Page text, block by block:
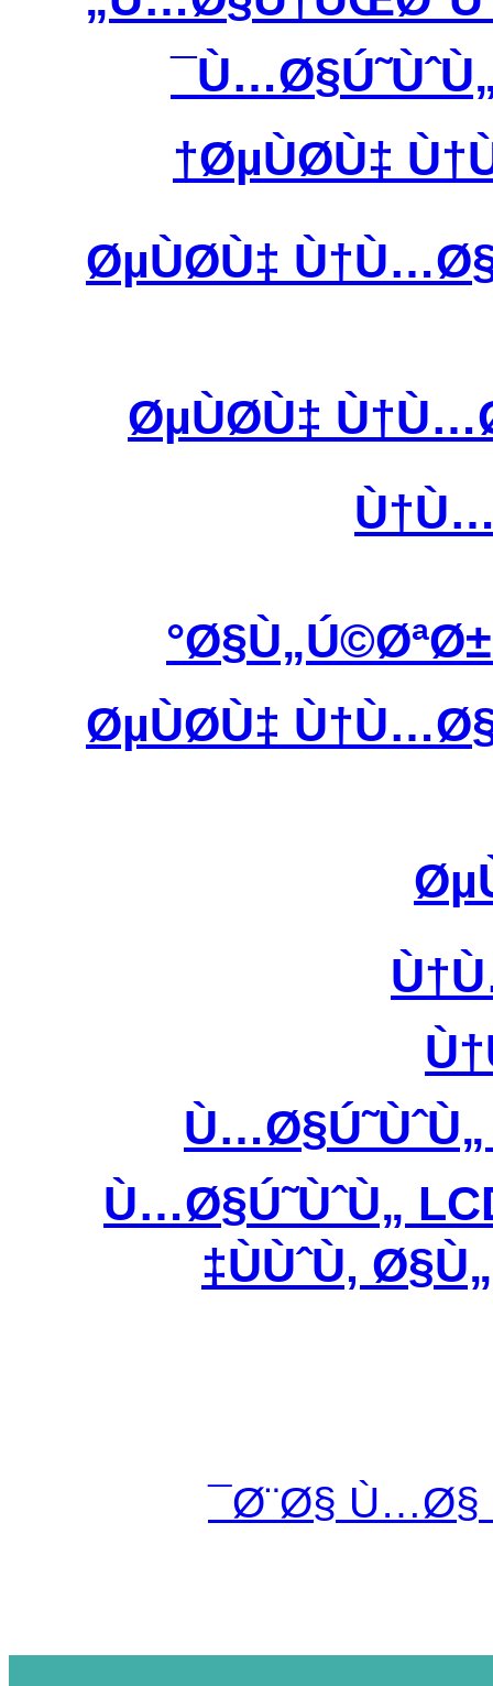
ØµÙØ­Ù‡
ØµÙØ­Ù‡
ØµÙØ­Ù‡
ØµÙØ­Ù‡
Ù…Ø§Ú˜ÙˆÙ„
ÙÙˆÙ‚
Ø¨Ø§ Ù…Ø§